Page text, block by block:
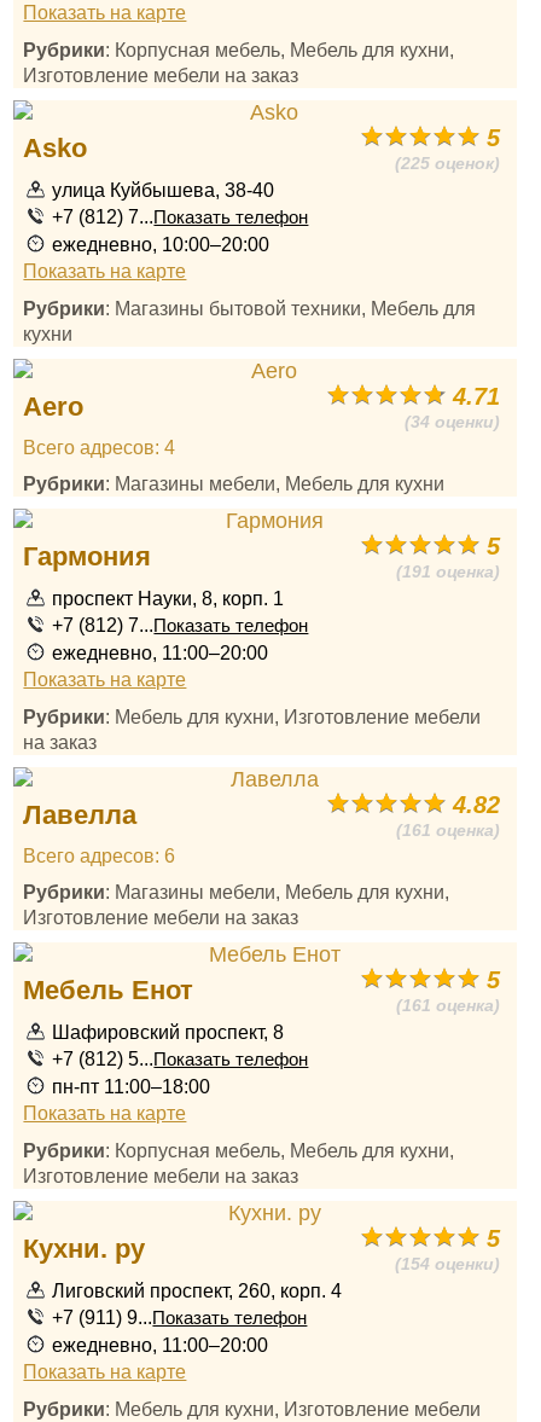
Показать на карте
Рубрики: Корпусная мебель, Мебель для кухни,
Изготовление мебели на заказ
5
(225 оценок)
Asko
улица Куйбышева, 38-40
+7 (812) 7...Показать телефон
ежедневно, 10:00–20:00
Показать на карте
Рубрики: Магазины бытовой техники, Мебель для
кухни
4.71
(34 оценки)
Aero
Всего адресов: 4
Рубрики: Магазины мебели, Мебель для кухни
5
(191 оценка)
Гармония
проспект Науки, 8, корп. 1
+7 (812) 7...Показать телефон
ежедневно, 11:00–20:00
Показать на карте
Рубрики: Мебель для кухни, Изготовление мебели
на заказ
4.82
(161 оценка)
Лавелла
Всего адресов: 6
Рубрики: Магазины мебели, Мебель для кухни,
Изготовление мебели на заказ
5
(161 оценка)
Мебель Енот
Шафировский проспект, 8
+7 (812) 5...Показать телефон
пн-пт 11:00–18:00
Показать на карте
Рубрики: Корпусная мебель, Мебель для кухни,
Изготовление мебели на заказ
5
(154 оценки)
Кухни. ру
Лиговский проспект, 260, корп. 4
+7 (911) 9...Показать телефон
ежедневно, 11:00–20:00
Показать на карте
Рубрики: Мебель для кухни, Изготовление мебели